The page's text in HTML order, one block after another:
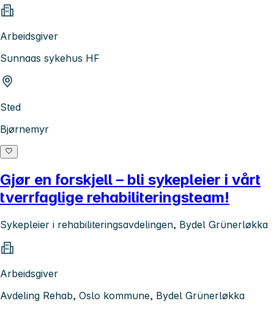
Arbeidsgiver
Sunnaas sykehus HF
Sted
Bjørnemyr
Gjør en forskjell – bli sykepleier i vårt
tverrfaglige rehabiliteringsteam!
Sykepleier i rehabiliteringsavdelingen, Bydel Grünerløkka
Arbeidsgiver
Avdeling Rehab, Oslo kommune, Bydel Grünerløkka